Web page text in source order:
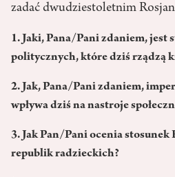
zadać dwudziestoletnim
1. Jaki, Pana/Pani zdaniem, jest
politycznych, które dziś rządzą
2. Jak, Pana/Pani zdaniem,
wpływa dziś na nastroje
3. Jak Pan/Pani ocenia stosunek
republik radzieckich?